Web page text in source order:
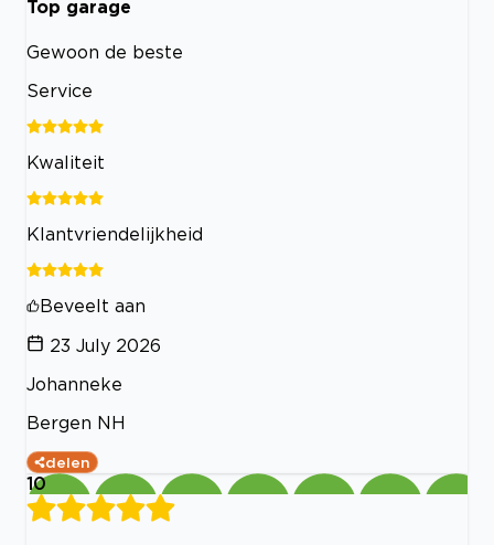
Top garage
Gewoon de beste
Service
Kwaliteit
Klantvriendelijkheid
Beveelt aan
23 July 2026
Johanneke
Bergen NH
delen
10